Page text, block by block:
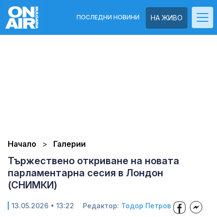
НА ЖИВО
ПОСЛЕДНИ НОВИНИ
Начало Галерии
Тържествено откриване на новата
парламентарна сесия в Лондон
(СНИМКИ)
13.05.2026 • 13:22 Редактор: Тодор Петров